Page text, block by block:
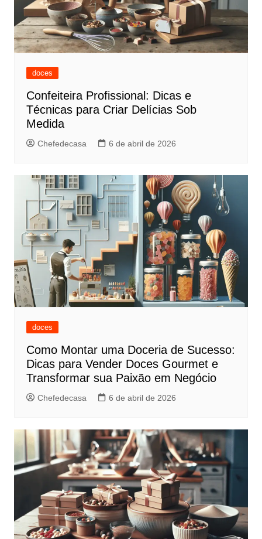
doces
Confeiteira Profissional: Dicas e
Técnicas para Criar Delícias Sob
Medida
Chefedecasa 6 de abril de 2026
doces
Como Montar uma Doceria de Sucesso:
Dicas para Vender Doces Gourmet e
Transformar sua Paixão em Negócio
Chefedecasa 6 de abril de 2026